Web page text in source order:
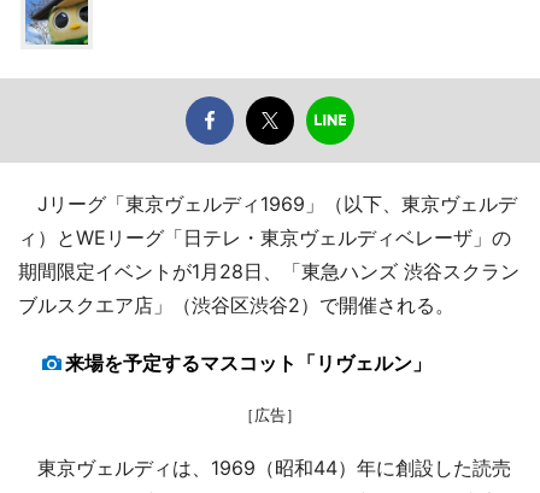
Jリーグ「東京ヴェルディ1969」（以下、東京ヴェルデ
ィ）とWEリーグ「日テレ・東京ヴェルディベレーザ」の
期間限定イベントが1月28日、「東急ハンズ 渋谷スクラン
ブルスクエア店」（渋谷区渋谷2）で開催される。
来場を予定するマスコット「リヴェルン」
［広告］
東京ヴェルディは、1969（昭和44）年に創設した読売